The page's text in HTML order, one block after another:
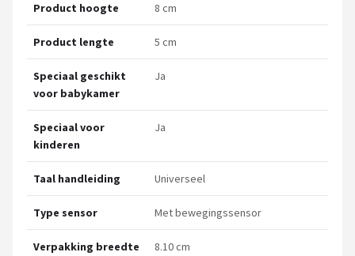
Product hoogte 8 cm
Product lengte 5 cm
Speciaal geschikt
voor babykamer
Ja
Speciaal voor
kinderen
Ja
Taal handleiding Universeel
Type sensor Met bewegingssensor
Verpakking breedte 8.10 cm